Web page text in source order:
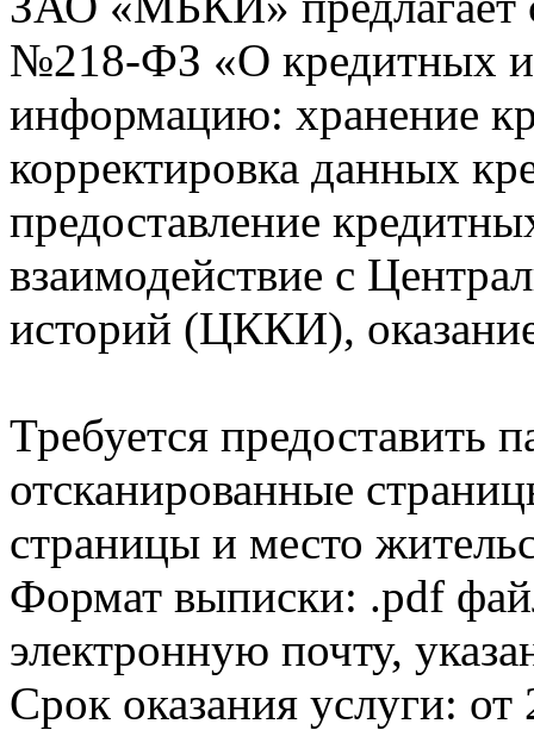
№218-ФЗ «О кредитных
информацию: хранение
корректировка данных
предоставление
взаимодействие с
историй (ЦККИ),
Требуется предоставить
отсканированные
страницы и место
Формат выписки: .pdf
электронную почту,
Срок оказания услуги: от